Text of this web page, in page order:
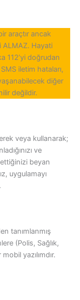
araçtır ancak
ALMAZ. Hayati
112’yi doğrudan
iletim hataları,
diğer
değildir.
veya kullanarak;
ve
ettiğinizi beyan
uygulamayı
tanımlanmış
(Polis, Sağlık,
yazılımdır.